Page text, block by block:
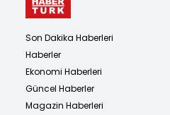
Son Dakika Haberleri
Haberler
Ekonomi Haberleri
Güncel Haberler
Magazin Haberleri